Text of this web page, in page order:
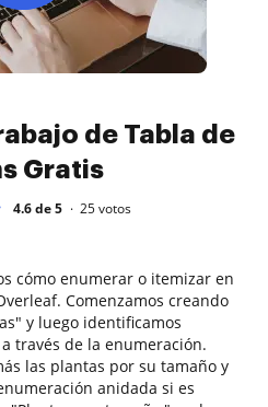
de Tabla de
Gratis
4.6 de 5 25votos
cómo enumerar o itemizar en
Comenzamos creando
y luego identificamos
través de la enumeración.
las plantas por su tamaño y
anidada si es